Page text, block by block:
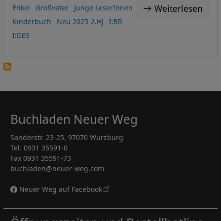
Weiterlesen
Enkel Großvater
Junge LeserInnen
Kinderbuch
Neu 2025-2.HJ
I:BR
I:DES
Buchladen Neuer Weg
Sanderstr. 23-25, 97070 Würzburg
Tel. 0931 35591-0
Fax 0931 35591-73
buchladen@neuer-weg.com
Neuer Weg auf Facebook